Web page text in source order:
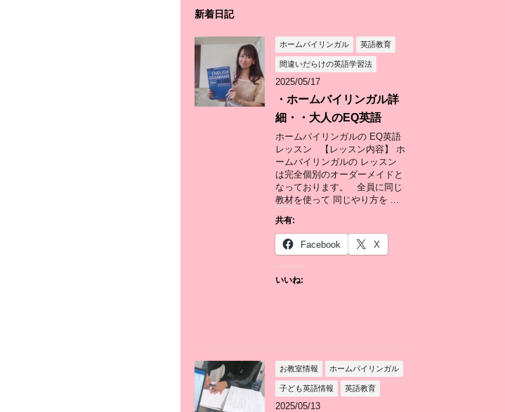
新着日記
ホームバイリンガル 英語教育
間違いだらけの英語学習法
2025/05/17
・ホームバイリンガル詳
細・・大人のEQ英語
ホームバイリンガルの EQ英語
レッスン 【レッスン内容】 ホ
ームバイリンガルの レッスン
は完全個別のオーダーメイドと
なっております。 全員に同じ
教材を使って 同じやり方を ...
共有:
Facebook X
いいね:
お教室情報 ホームバイリンガル
子ども英語情報 英語教育
2025/05/13